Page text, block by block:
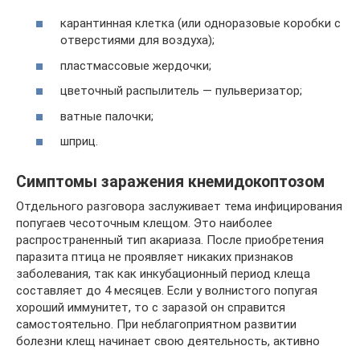
карантинная клетка (или одноразовые коробки с
отверстиями для воздуха);
пластмассовые жердочки;
цветочный распылитель — пульверизатор;
ватные палочки;
шприц.
Симптомы заражения кнемидокоптозом
Отдельного разговора заслуживает тема инфицирования
попугаев чесоточным клещом. Это наиболее
распространенный тип акариаза. После приобретения
паразита птица не проявляет никаких признаков
заболевания, так как инкубационный период клеща
составляет до 4 месяцев. Если у волнистого попугая
хороший иммунитет, то с заразой он справится
самостоятельно. При неблагоприятном развитии
болезни клещ начинает свою деятельность, активно